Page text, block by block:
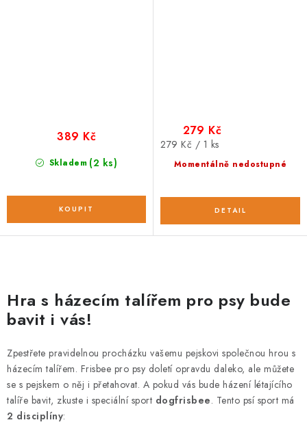
Skladem (2 ks)
389 Kč
Momentálně nedostupné
279 Kč
Měrná
cena:
279 Kč / 1 ks
v
l
á
d
a
c
í
p
Hra s házecím talířem pro psy bude
bavit i vás!
Zpestřete pravidelnou procházku vašemu pejskovi společnou hrou s
házecím talířem. Frisbee pro psy doletí opravdu daleko, ale můžete
se s pejskem o něj i přetahovat. A pokud vás bude házení létajícího
talíře bavit, zkuste i speciální sport dogfrisbee. Tento psí sport má
2 disciplíny: